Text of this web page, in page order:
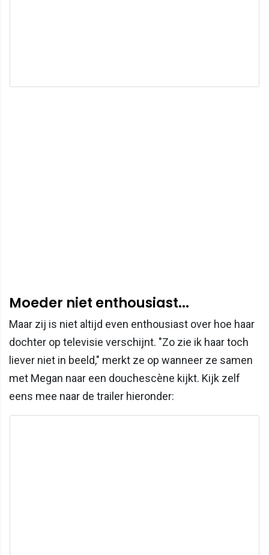
Moeder niet enthousiast...
Maar zij is niet altijd even enthousiast over hoe haar
dochter op televisie verschijnt. "Zo zie ik haar toch
liever niet in beeld," merkt ze op wanneer ze samen
met Megan naar een douchescène kijkt. Kijk zelf
eens mee naar de trailer hieronder: